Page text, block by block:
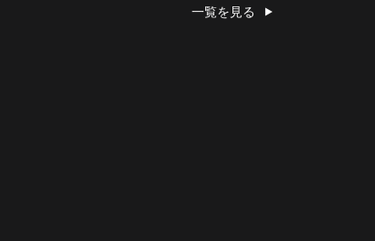
一覧を見る